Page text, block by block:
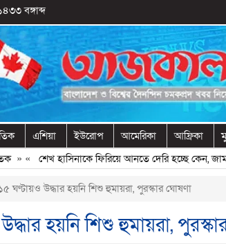
বঙ্গাব্দ
এশিয়া ইউরোপ আমেরিকা আফ্রিকা
শেখ হাসিনাকে ফিরিয়ে আনতে দেরি হচ্ছে কেন,
ঘণ্টায়ও উদ্ধার হয়নি শিশু হুমায়রা, পুরস্কার ঘোষণা
হয়নি শিশু হুমায়রা,